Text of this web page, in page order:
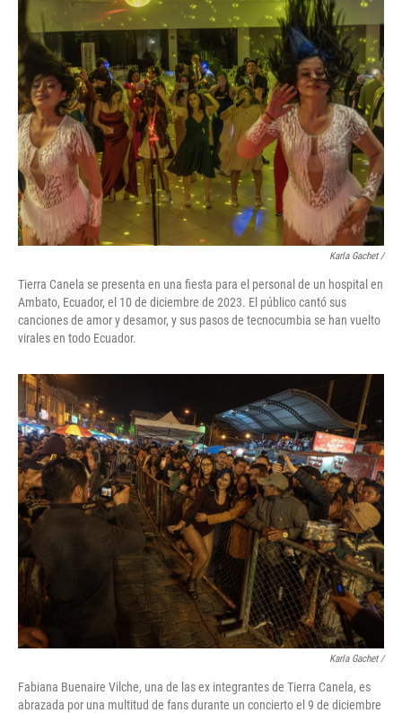
Karla Gachet/
Tierra Canela se presenta en una fiesta para el personal de un hospital en
Ambato, Ecuador, el 10 de diciembre de 2023. El público cantó sus
canciones de amor y desamor, y sus pasos de tecnocumbia se han vuelto
virales en todo Ecuador.
Karla Gachet/
Fabiana Buenaire Vilche, una de las ex integrantes de Tierra Canela, es
abrazada por una multitud de fans durante un concierto el 9 de diciembre